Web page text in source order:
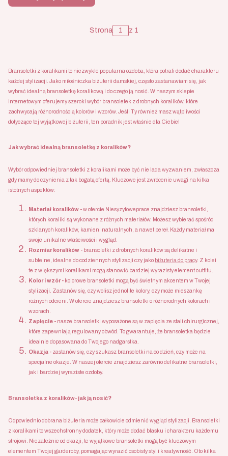
Strona z 1
Bransoletki z koralikami to niezwykle popularna ozdoba, która potrafi dodać charakteru
każdej stylizacji. Jako miłośniczka biżuterii damskiej, często zastanawiam się, jak
wybrać idealną bransoletkę koralikową i do czego ją nosić. W naszym sklepie
internetowym oferujemy szeroki wybór bransoletek z drobnych koralików, które
zachwycają różnorodnością kolorów i wzorów. Jeśli Ty również masz wątpliwości
dotyczące tej wyjątkowej biżuterii, ten poradnik jest właśnie dla Ciebie!
Jak wybrać idealną bransoletkę z koralików?
Wybór odpowiedniej bransoletki z koralikami może być nie lada wyzwaniem, zwłaszcza
gdy mamy do czynienia z tak bogatą ofertą. Kluczowe jest zwrócenie uwagi na kilka
istotnych aspektów:
Materiał koralików -w ofercie Niesyzyfoweprace znajdziesz bransoletki,
których koraliki są wykonane z różnych materiałów. Możesz wybierać spośród
szklanych koralików, kamieni naturalnych, a nawet pereł. Każdy materiał ma
swoje unikalne właściwości i wygląd.
Rozmiar koralików - bransoletki z drobnych koralików są delikatne i
subtelne, idealne do codziennych stylizacji czy jako biżuteria do pracy. Z kolei
te z większymi koralikami mogą stanowić bardziej wyrazisty element outfitu.
Kolor i wzór - kolorowe bransoletki mogą być świetnym akcentem w Twojej
stylizacji. Zastanów się, czy wolisz jednolite kolory, czy może mieszankę
różnych odcieni. W ofercie znajdziesz bransoletki o różnorodnych kolorach i
wzorach.
Zapięcie - nasze bransoletki wyposażone są w zapięcia ze stali chirurgicznej,
które zapewniają regulowany obwód. To gwarantuje, że bransoletka będzie
idealnie dopasowana do Twojego nadgarstka.
Okazja - zastanów się, czy szukasz bransoletki na co dzień, czy może na
specjalne okazje. W naszej ofercie znajdziesz zarówno delikatne bransoletki,
jak i bardziej wyraziste ozdoby.
Bransoletka z koralików- jak ją nosić?
Odpowiednio dobrana biżuteria może całkowicie odmienić wygląd stylizacji. Bransoletki
z koralikami to wszechstronny dodatek, który może dodać blasku i charakteru każdemu
strojowi. Niezależnie od okazji, te wyjątkowe bransoletki mogą być kluczowym
elementem Twojej garderoby, pomagając wyrazić osobisty styl i kreatywność. Oto kilka